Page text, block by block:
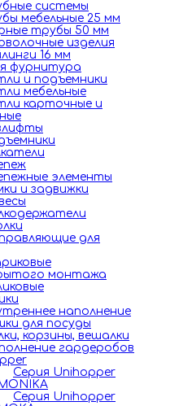
системы
мебельные 25 мм
трубы 50 мм
изделия
16 мм
фурнитура
и подъемники
мебельные
карточные и
элементы
и задвижки
для
монтажа
наполнение
для посуды
корзины, вешалки
гардеробов
Серия Unihopper
Серия Unihopper